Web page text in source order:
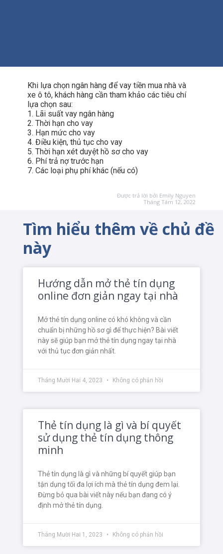
Khi lựa chọn ngân hàng để vay tiền mua nhà và
xe ô tô, khách hàng cần tham khảo các tiêu chí
lựa chọn sau:
1. Lãi suất vay ngân hàng
2. Thời hạn cho vay
3. Hạn mức cho vay
4. Điều kiện, thủ tục cho vay
5. Thời hạn xét duyệt hồ sơ cho vay
6. Phí trả nợ trước hạn
7. Các loại phụ phí khác (nếu có)
Được trả lời bởi Emily Nguyen
Tháng Tám 12, 2022
Tìm hiểu thêm về chủ đề
này
Hướng dẫn mở thẻ tín dụng
online đơn giản ngay tại nhà
Mở thẻ tín dụng online có khó không và cần
chuẩn bị những hồ sơ gì để thực hiện? Bài viết
này sẽ giúp bạn mở thẻ tín dụng ngay tại nhà
với thủ tục đơn giản nhất.
Tháng Mười Hai 4, 2023 Không có phản hồi
Thẻ tín dụng là gì và bí quyết
sử dụng thẻ tín dụng thông
minh
Thẻ tín dụng là gì và những bí quyết giúp bạn
tận dụng tối đa lợi ích mà thẻ tín dụng đem lại.
Đừng bỏ qua bài viết này nếu bạn đang có ý
định mở thẻ tín dụng.
Tháng Mười Hai 1, 2023 Không có phản hồi